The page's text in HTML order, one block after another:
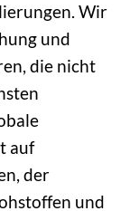
Wir
und
die nicht
auf
der
und